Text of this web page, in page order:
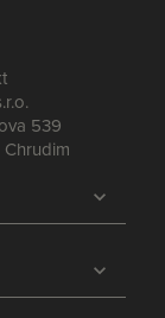
539
Chrudim
expand_more
expand_more